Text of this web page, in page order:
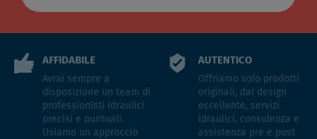
AFFIDABILE
Avrai sempre a
disposizione un team di
professionisti idraulici
precisi e puntuali.
Usiamo un approccio
AUTENTICO
Offriamo solo prodotti
originali, dal design
eccellente, servizi
idraulici, consulenza e
assistenza pre e post